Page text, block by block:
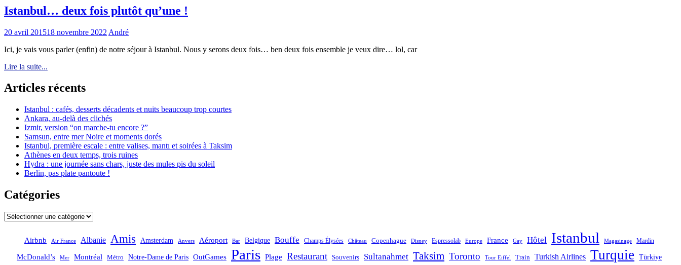
Istanbul… deux fois plutôt qu’une !
20 avril 201518 novembre 2022 André
Ici, je vais vous parler (enfin) de notre séjour à Istanbul. Nous y serons deux fois… ben deux fois ensemble je veux dire… lol, car
Lire la suite...
Articles récents
Istanbul : cafés, desserts décadents et nuits beaucoup trop courtes
Ankara, au-delà des clichés
Izmir, version “on marche-tu encore ?”
Samsun, entre mer Noire et moments dorés
Istanbul, première escale : entre valises, mantı et soirées à Taksim
Athènes en deux temps, trois ruines
Hydra : une journée sans chars, juste des mules pis du soleil
Berlin, pas plate pantoute !
Catégories
Catégories
Airbnb Air France Albanie Amis Amsterdam Anvers Aéroport Bar Belgique Bouffe Champs Élysées Château Copenhague Disney Espressolab Europe France Gay Hôtel Istanbul Magasinage Mardin
McDonald’s Mer Montréal Métro Notre-Dame de Paris OutGames Paris Plage Restaurant Souvenirs Sultanahmet Taksim Toronto Tour Eiffel Train Turkish Airlines Turquie Türkiye